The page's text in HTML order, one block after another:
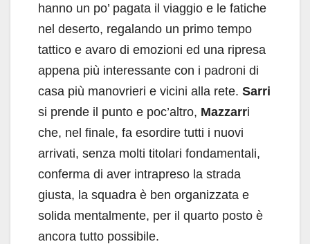
hanno un po’ pagata il viaggio e le fatiche
nel deserto, regalando un primo tempo
tattico e avaro di emozioni ed una ripresa
appena più interessante con i padroni di
casa più manovrieri e vicini alla rete. Sarri
si prende il punto e poc’altro, Mazzarri
che, nel finale, fa esordire tutti i nuovi
arrivati, senza molti titolari fondamentali,
conferma di aver intrapreso la strada
giusta, la squadra è ben organizzata e
solida mentalmente, per il quarto posto è
ancora tutto possibile.